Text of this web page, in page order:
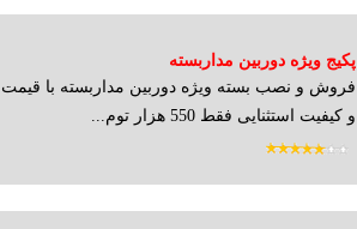
پکیج ویژه دوربین مداربسته
فروش و نصب بسته ویژه دوربین مداربسته با قیمت
و کیفیت استثنایی فقط 550 هزار توم...